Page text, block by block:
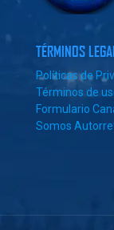
TÉRMINOS
Políticas de
Términos de
Formulario
Somos